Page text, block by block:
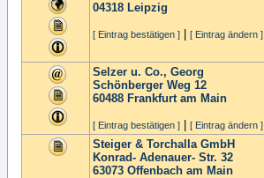
04318 Leipzig
[ Eintrag bestätigen ] [ Eintrag ändern ]
Selzer u. Co., Georg
Schönberger Weg 12
60488 Frankfurt am Main
[ Eintrag bestätigen ] [ Eintrag ändern ]
Steiger & Torchalla GmbH
Konrad- Adenauer- Str. 32
63073 Offenbach am Main